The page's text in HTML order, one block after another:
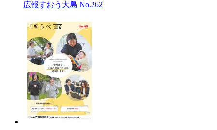
広報すおう大島 No.262